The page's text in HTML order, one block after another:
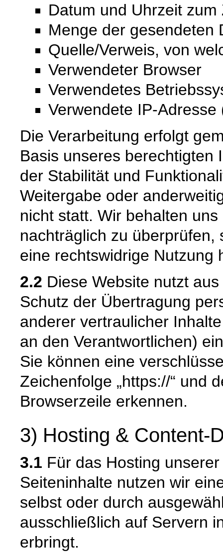
Datum und Uhrzeit
Menge der gesendeten
Quelle/Verweis, von
Verwendeter Browser
Verwendetes
Verwendete IP-
Die Verarbeitung erfolgt
Basis unseres berechtigten
der Stabilität und
Weitergabe oder
nicht statt. Wir behalten
nachträglich zu überprüfen,
eine rechtswidrige Nutzung
2.2 Diese Website nutzt
Schutz der Übertragung
anderer vertraulicher
an den Verantwortlichen)
Sie können eine
Zeichenfolge „https://“ und
Browserzeile erkennen.
3) Hosting & Content-
3.1 Für das Hosting
Seiteninhalte nutzen wir
selbst oder durch
ausschließlich auf Servern
erbringt.